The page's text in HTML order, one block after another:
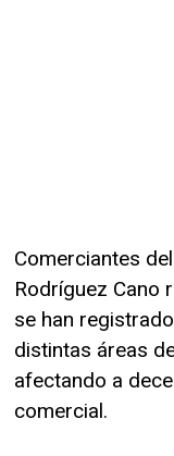
Comerciantes
Rodríguez Cano
se han
distintas áreas
afectando a
comercial.